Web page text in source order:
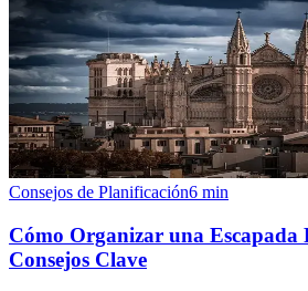
Consejos de Planificación6 min
Cómo Organizar una Escapada
Consejos Clave